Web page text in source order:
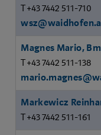
T +43 7442 511-710
Magnes Mario,
T +43 7442 511-138
Markewicz
T +43 7442 511-161